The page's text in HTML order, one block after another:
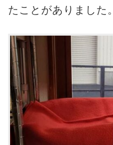
たことがありました。